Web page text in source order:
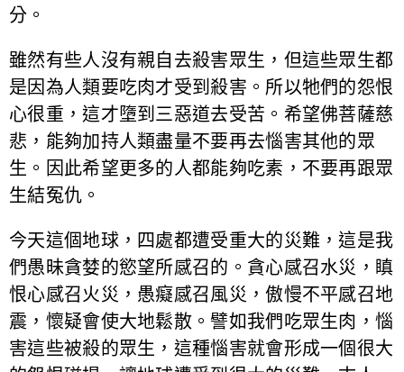
分。
雖然有些人沒有親自去殺害眾生，但這些眾生都
是因為人類要吃肉才受到殺害。所以牠們的怨恨
心很重，這才墮到三惡道去受苦。希望佛菩薩慈
悲，能夠加持人類盡量不要再去惱害其他的眾
生。因此希望更多的人都能夠吃素，不要再跟眾
生結冤仇。
今天這個地球，四處都遭受重大的災難，這是我
們愚昧貪婪的慾望所感召的。貪心感召水災，瞋
恨心感召火災，愚癡感召風災，傲慢不平感召地
震，懷疑會使大地鬆散。譬如我們吃眾生肉，惱
害這些被殺的眾生，這種惱害就會形成一個很大